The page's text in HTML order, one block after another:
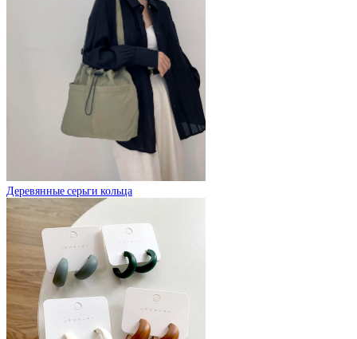
Деревянные серьги кольца